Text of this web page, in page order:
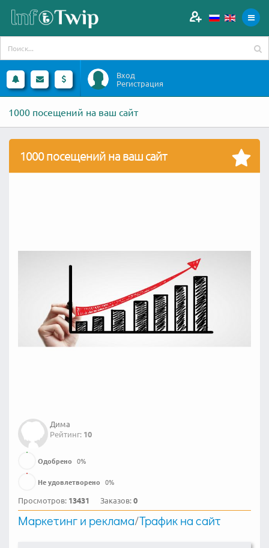
Вход
Регистрация
1000 посещений на ваш сайт
1000 посещений на ваш сайт
Дима
Рейтинг: 10
Одобрено 0%
Не удовлетворено 0%
Просмотров: 13431 Заказов:0
Маркетинг и реклама/Трафик на сайт